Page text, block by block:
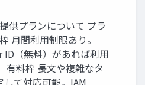
供プランについて プラ
月間利用制限あり。
ID（無料）があれば利用
有料枠 長文や複雑なタ
して対応可能。IAM